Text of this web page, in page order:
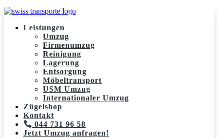
Leistungen
Umzug
Firmenumzug
Reinigung
Lagerung
Entsorgung
Möbeltransport
USM Umzug
Internationaler Umzug
Zügelshop
Kontakt
044 731 96 58
Jetzt Umzug anfragen!